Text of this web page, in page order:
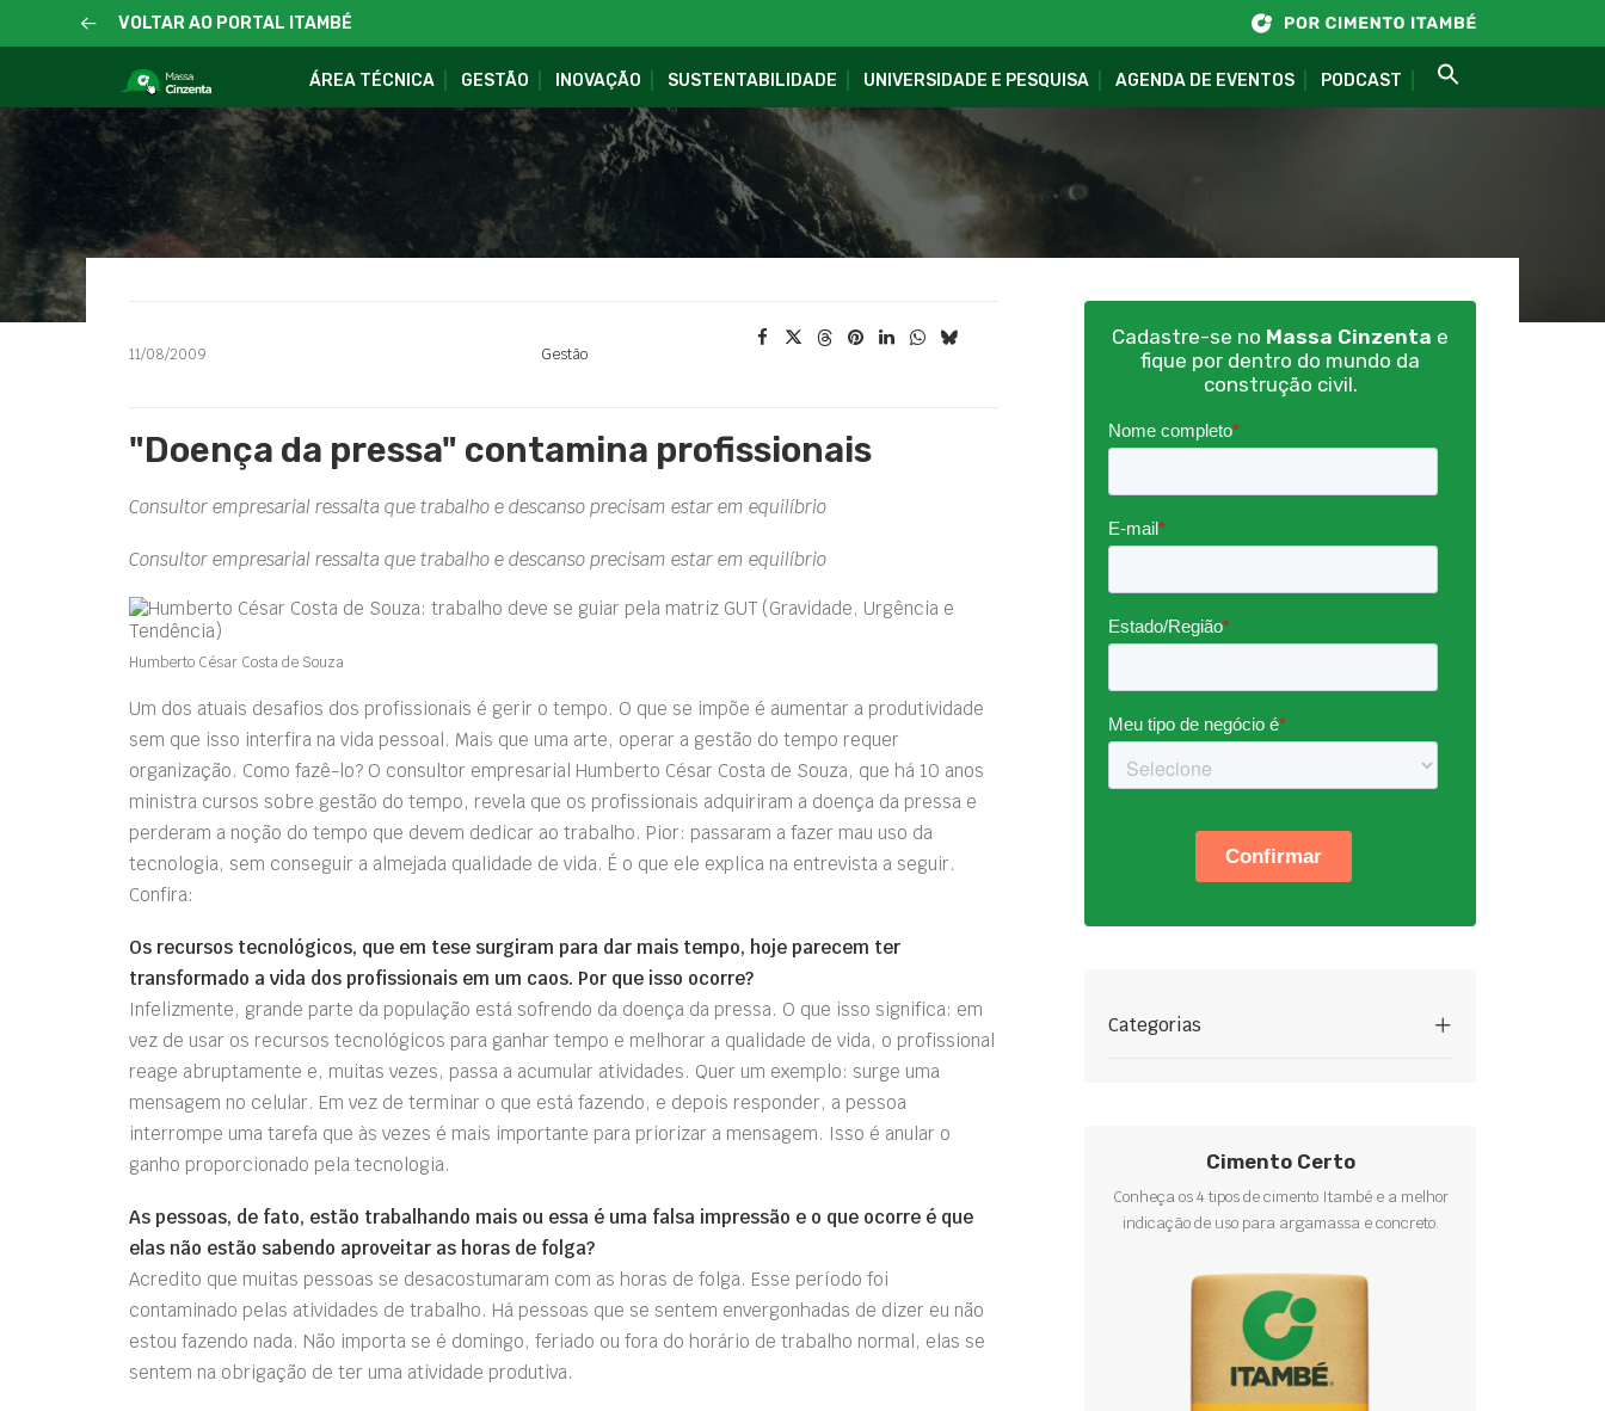
VOLTAR AO PORTAL ITAMBÉ
ÁREA TÉCNICA GESTÃO INOVAÇÃO SUSTENTABILIDADE UNIVERSIDADE E PESQUISA AGENDA DE EVENTOS PODCAST
11/08/2009 Gestão
"Doença da pressa" contamina profissionais
Consultor empresarial ressalta que trabalho e descanso precisam estar em equilíbrio
Consultor empresarial ressalta que trabalho e descanso precisam estar em equilíbrio
Humberto César Costa de Souza
Um dos atuais desafios dos profissionais é gerir o tempo. O que se impõe é aumentar a produtividade
sem que isso interfira na vida pessoal. Mais que uma arte, operar a gestão do tempo requer
organização. Como fazê-lo? O consultor empresarial Humberto César Costa de Souza, que há 10 anos
ministra cursos sobre gestão do tempo, revela que os profissionais adquiriram a doença da pressa e
perderam a noção do tempo que devem dedicar ao trabalho. Pior: passaram a fazer mau uso da
tecnologia, sem conseguir a almejada qualidade de vida. É o que ele explica na entrevista a seguir.
Confira:
Os recursos tecnológicos, que em tese surgiram para dar mais tempo, hoje parecem ter
transformado a vida dos profissionais em um caos. Por que isso ocorre?
Infelizmente, grande parte da população está sofrendo da doença da pressa. O que isso significa: em
vez de usar os recursos tecnológicos para ganhar tempo e melhorar a qualidade de vida, o profissional
reage abruptamente e, muitas vezes, passa a acumular atividades. Quer um exemplo: surge uma
mensagem no celular. Em vez de terminar o que está fazendo, e depois responder, a pessoa
interrompe uma tarefa que às vezes é mais importante para priorizar a mensagem. Isso é anular o
ganho proporcionado pela tecnologia.
As pessoas, de fato, estão trabalhando mais ou essa é uma falsa impressão e o que ocorre é que
elas não estão sabendo aproveitar as horas de folga?
Acredito que muitas pessoas se desacostumaram com as horas de folga. Esse período foi
contaminado pelas atividades de trabalho. Há pessoas que se sentem envergonhadas de dizer eu não
estou fazendo nada. Não importa se é domingo, feriado ou fora do horário de trabalho normal, elas se
sentem na obrigação de ter uma atividade produtiva.
Cadastre-se no Massa Cinzenta e
fique por dentro do mundo da
construção civil.
Categorias
Cimento Certo
Conheça os 4 tipos de cimento Itambé e a melhor
indicação de uso para argamassa e concreto.